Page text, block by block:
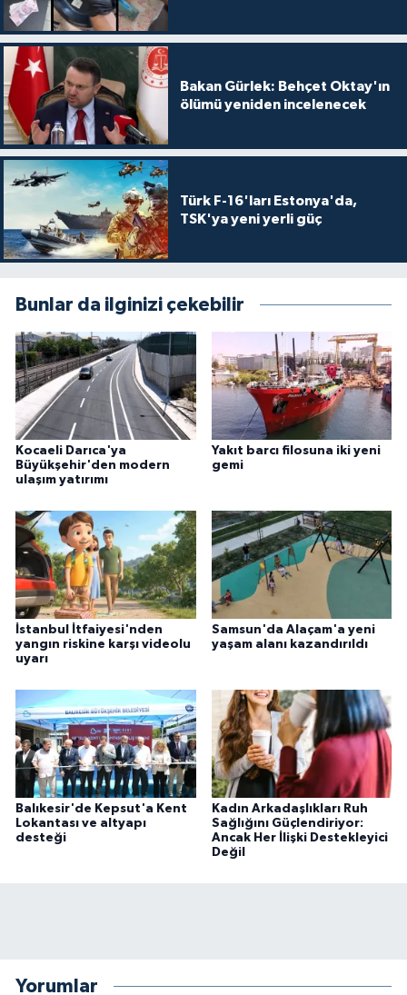
Bakan Gürlek: Behçet Oktay'ın
ölümü yeniden incelenecek
Türk F-16'ları Estonya'da,
TSK'ya yeni yerli güç
Bunlar da ilginizi çekebilir
Kocaeli Darıca'ya
Büyükşehir'den modern
ulaşım yatırımı
Yakıt barcı filosuna iki yeni
gemi
İstanbul İtfaiyesi'nden
yangın riskine karşı videolu
uyarı
Samsun'da Alaçam'a yeni
yaşam alanı kazandırıldı
Balıkesir'de Kepsut'a Kent
Lokantası ve altyapı
desteği
Kadın Arkadaşlıkları Ruh
Sağlığını Güçlendiriyor:
Ancak Her İlişki Destekleyici
Değil
Yorumlar